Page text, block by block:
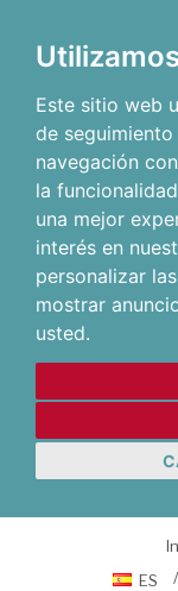
Este sitio web
de
navegación
la
una mejor
interés en
personalizar
mostrar
usted.
ES